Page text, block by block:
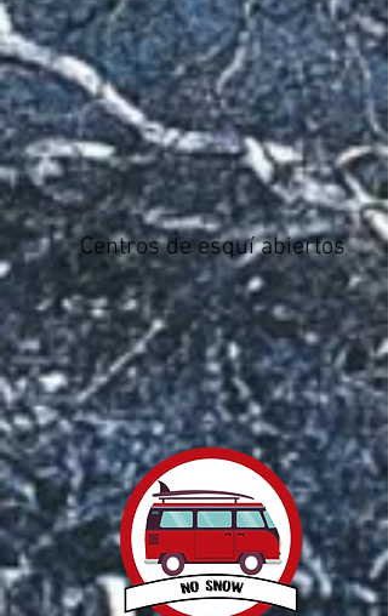
Centros de esquí abiertos